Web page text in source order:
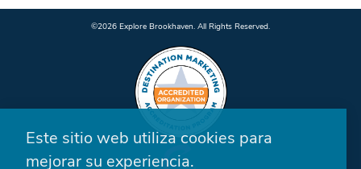
©️2026 Explore Brookhaven. All Rights Reserved.
Este sitio web utiliza cookies para
mejorar su experiencia.